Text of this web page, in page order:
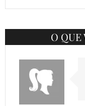
O QUE